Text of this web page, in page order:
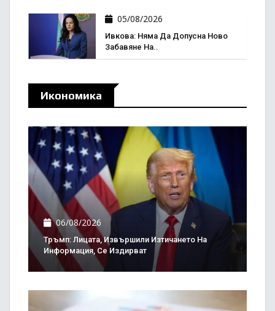
05/08/2026
Ивкова: Няма Да Допусна Ново
Забавяне На..
Икономика
06/08/2026
Тръмп: Лицата, Извършили Изтичането На
Информация, Се Издирват